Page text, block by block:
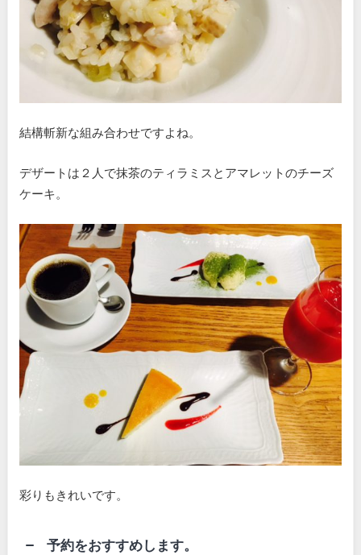
結構斬新な組み合わせですよね。
デザートは２人で抹茶のティラミスとアマレットのチーズ
ケーキ。
彩りもきれいです。
予約をおすすめします。